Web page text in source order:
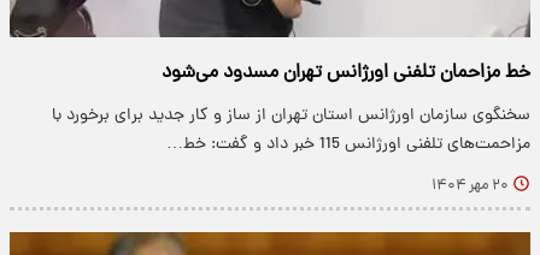
خط مزاحمان تلفنی اورژانس تهران مسدود می‌شود
سخنگوی سازمان اورژانس استان تهران از ساز و کار جدید برای برخورد با
مزاحمت‌های تلفنی اورژانس 115 خبر داد و گفت: خط…
۲۰ مهر ۱۴۰۴